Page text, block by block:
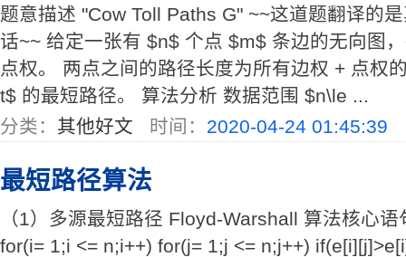
题意描述 "Cow Toll Paths G" ~~这道题翻译的
话~~ 给定一张有 $n$ 个点 $m$ 条边的无向图
点权。 两点之间的路径长度为所有边权 + 点权
t$ 的最短路径。 算法分析 数据范围 $n\le ...
分类： 其他好文 时间： 2020-04-24 01:45:39
最短路径算法
（1）多源最短路径 Floyd-Warshall 算法核心
for(i= 1;i <= n;i++) for(j= 1;j <= n;j++)